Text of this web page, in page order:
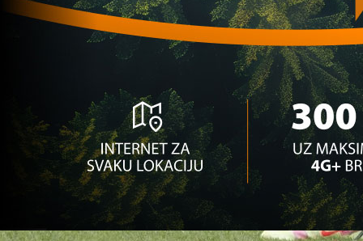
A Selekcija
Barbarezovi miljenici: Samo su ova trojica igrala
svaku utakmicu!